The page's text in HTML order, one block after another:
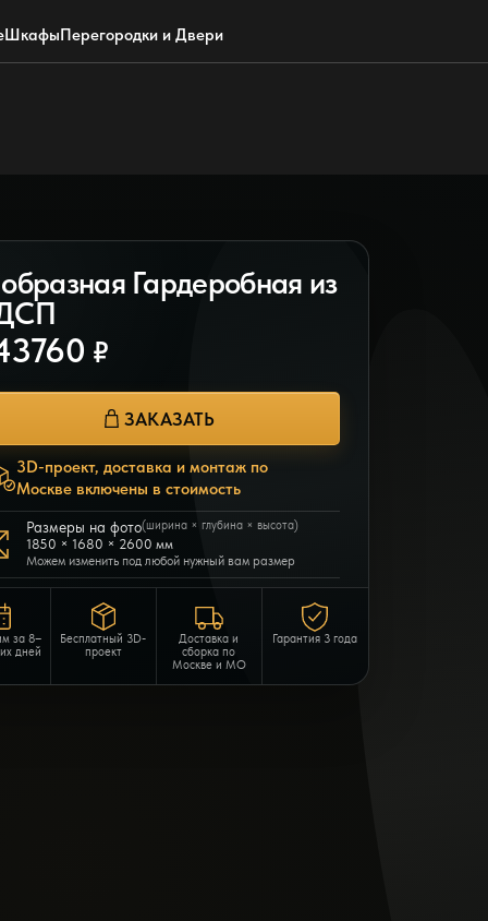
ШкафыПерегородки и Двери
WhatsApp Max Почта
Гардеробная из
₽
ЗАКАЗАТЬ
3D-проект, доставка и монтаж по
Москве включены в стоимость
Размеры на фото(ширина × глубина × высота)
1850 × 1680 × 2600 мм
Можем изменить под любой нужный вам размер
за 8–
дней
Бесплатный 3D-
проект
Доставка и
сборка по
Москве и МО
Гарантия 3 года